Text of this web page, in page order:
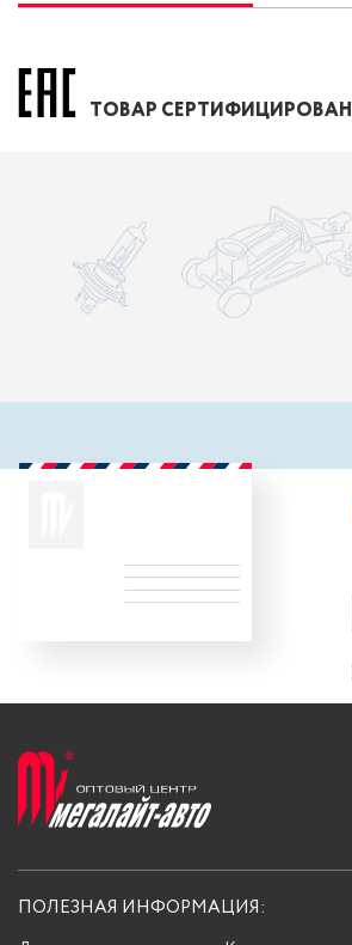
ТОВАР СЕРТИФИЦИРОВАН
ПОЛЕЗНАЯ ИНФОРМАЦИЯ: